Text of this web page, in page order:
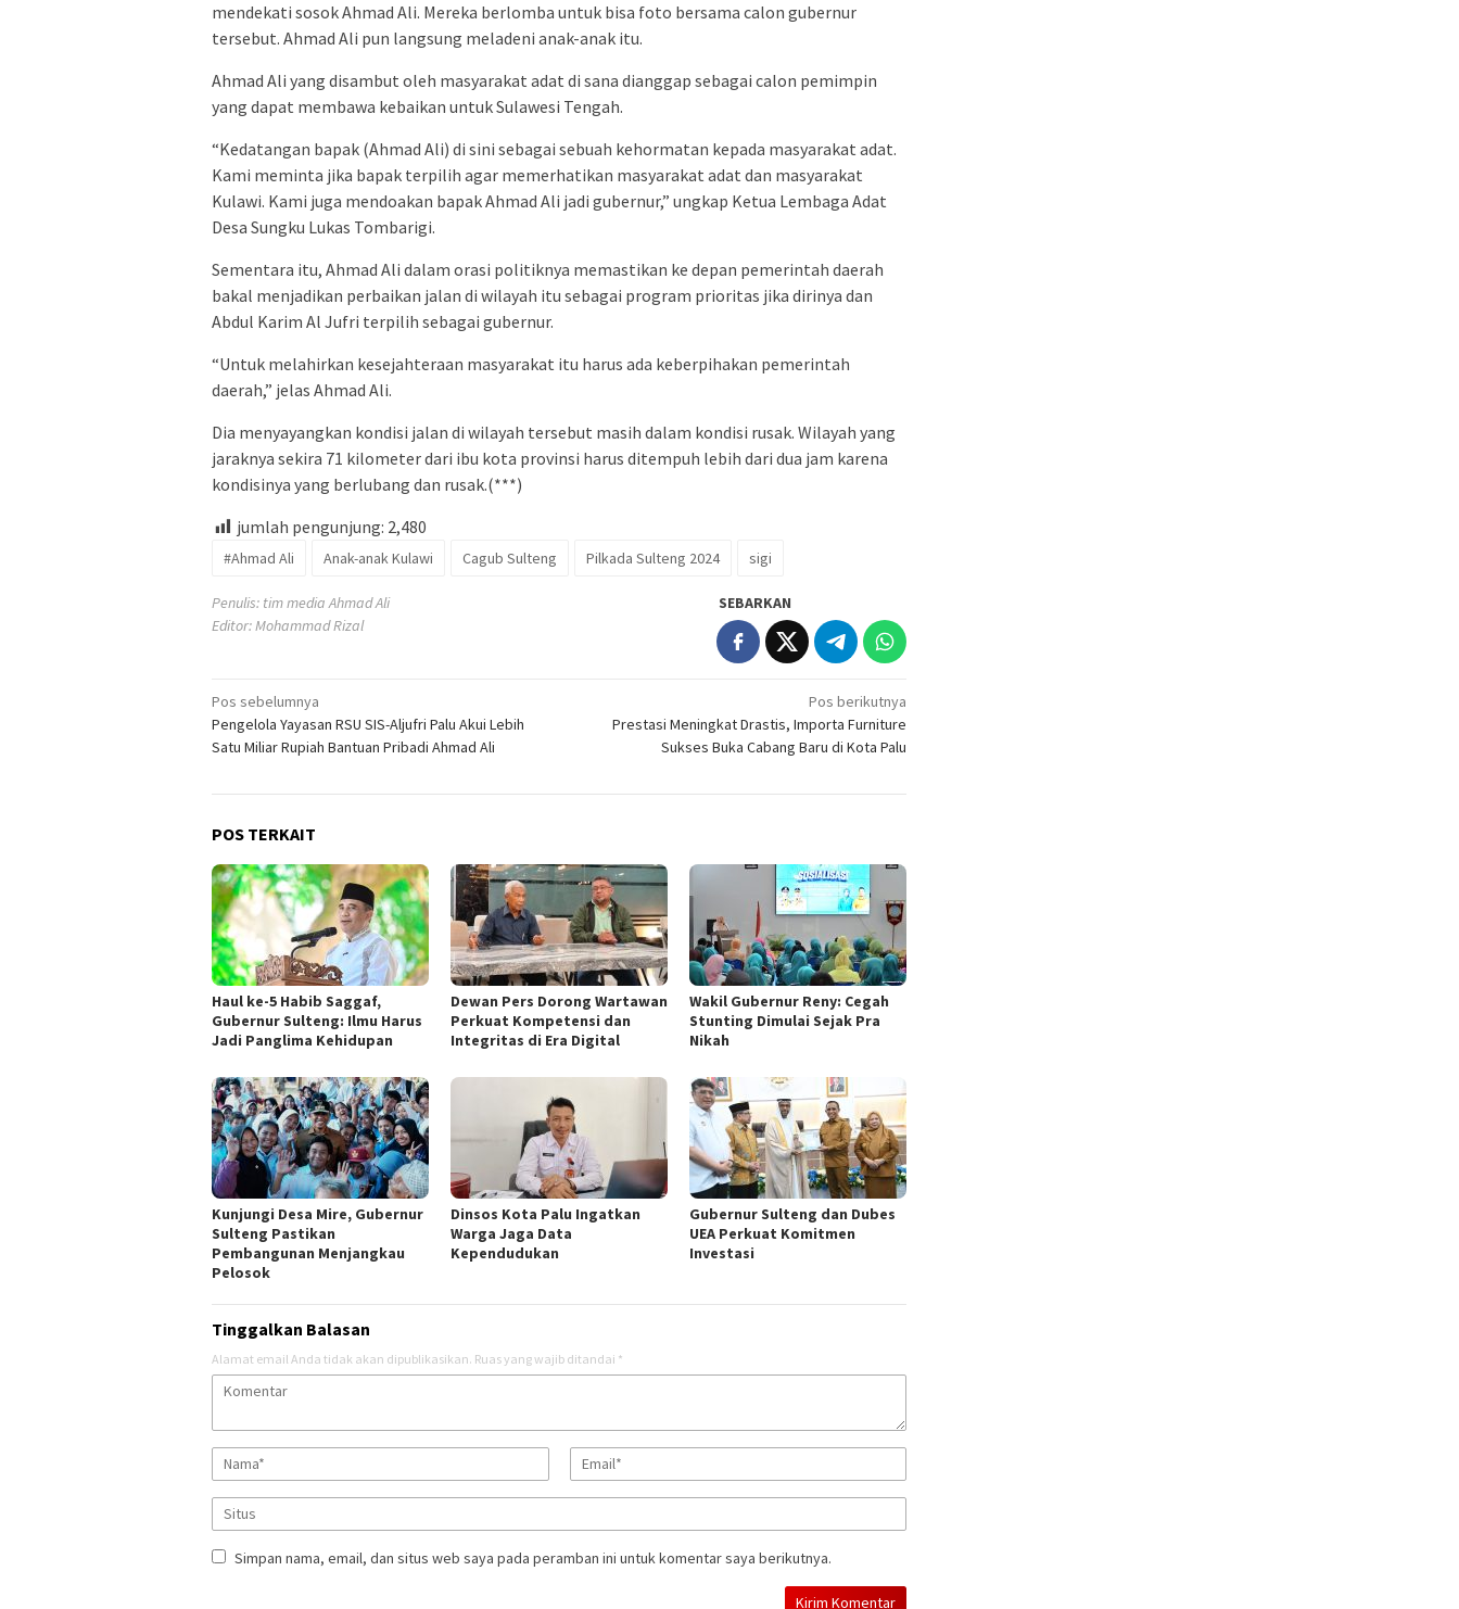
mendekati sosok Ahmad Ali. Mereka berlomba untuk bisa foto bersama calon gubernur
tersebut. Ahmad Ali pun langsung meladeni anak-anak itu.
Ahmad Ali yang disambut oleh masyarakat adat di sana dianggap sebagai calon pemimpin
yang dapat membawa kebaikan untuk Sulawesi Tengah.
“Kedatangan bapak (Ahmad Ali) di sini sebagai sebuah kehormatan kepada masyarakat adat.
Kami meminta jika bapak terpilih agar memerhatikan masyarakat adat dan masyarakat
Kulawi. Kami juga mendoakan bapak Ahmad Ali jadi gubernur,” ungkap Ketua Lembaga Adat
Desa Sungku Lukas Tombarigi.
Sementara itu, Ahmad Ali dalam orasi politiknya memastikan ke depan pemerintah daerah
bakal menjadikan perbaikan jalan di wilayah itu sebagai program prioritas jika dirinya dan
Abdul Karim Al Jufri terpilih sebagai gubernur.
“Untuk melahirkan kesejahteraan masyarakat itu harus ada keberpihakan pemerintah
daerah,” jelas Ahmad Ali.
Dia menyayangkan kondisi jalan di wilayah tersebut masih dalam kondisi rusak. Wilayah yang
jaraknya sekira 71 kilometer dari ibu kota provinsi harus ditempuh lebih dari dua jam karena
kondisinya yang berlubang dan rusak.(***)
jumlah pengunjung: 2,480
#Ahmad Ali Anak-anak Kulawi Cagub Sulteng Pilkada Sulteng 2024 sigi
Penulis: tim media Ahmad Ali
Editor: Mohammad Rizal
SEBARKAN
Navigasi
pos
Pos sebelumnya
Pengelola Yayasan RSU SIS-Aljufri Palu Akui Lebih
Satu Miliar Rupiah Bantuan Pribadi Ahmad Ali
Pos berikutnya
Prestasi Meningkat Drastis, Importa Furniture
Sukses Buka Cabang Baru di Kota Palu
POS TERKAIT
Haul ke-5 Habib Saggaf,
Gubernur Sulteng: Ilmu Harus
Jadi Panglima Kehidupan
Dewan Pers Dorong Wartawan
Perkuat Kompetensi dan
Integritas di Era Digital
Wakil Gubernur Reny: Cegah
Stunting Dimulai Sejak Pra
Nikah
Kunjungi Desa Mire, Gubernur
Sulteng Pastikan
Pembangunan Menjangkau
Pelosok
Dinsos Kota Palu Ingatkan
Warga Jaga Data
Kependudukan
Gubernur Sulteng dan Dubes
UEA Perkuat Komitmen
Investasi
Tinggalkan Balasan
Alamat email Anda tidak akan dipublikasikan. Ruas yang wajib ditandai *
Simpan nama, email, dan situs web saya pada peramban ini untuk komentar saya berikutnya.